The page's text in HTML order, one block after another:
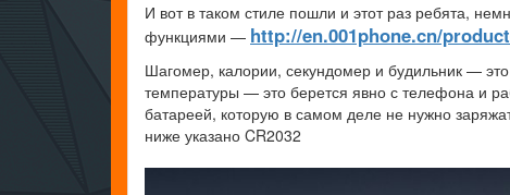
И вот в таком стиле пошли и этот раз ребята,
функциями — http://en.001phone.cn/
Шагомер, калории, секундомер и будильник —
температуры — это берется явно с телефона и
батареей, которую в самом деле не нужно
ниже указано CR2032